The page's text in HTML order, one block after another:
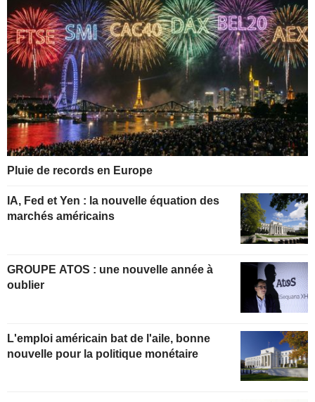
Pluie de records en Europe
IA, Fed et Yen : la nouvelle équation des
marchés américains
GROUPE ATOS : une nouvelle année à
oublier
L'emploi américain bat de l'aile, bonne
nouvelle pour la politique monétaire